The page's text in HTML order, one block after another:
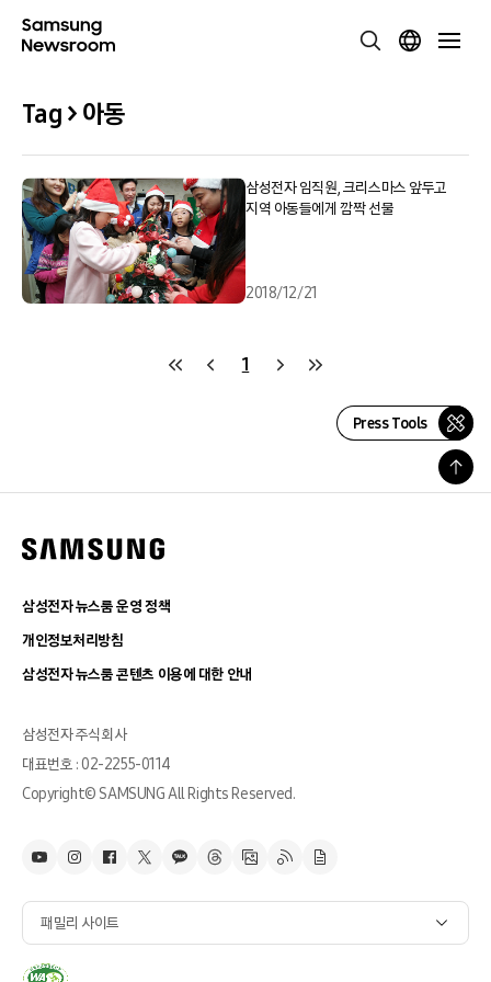
Tag > 아동
삼성전자 임직원, 크리스마스 앞두고
지역 아동들에게 깜짝 선물
2018/12/21
1
Press Tools
삼성전자 뉴스룸 운영 정책
개인정보처리방침
삼성전자 뉴스룸 콘텐츠 이용에 대한 안내
삼성전자 주식회사
대표번호 : 02-2255-0114
Copyright© SAMSUNG All Rights Reserved.
패밀리 사이트